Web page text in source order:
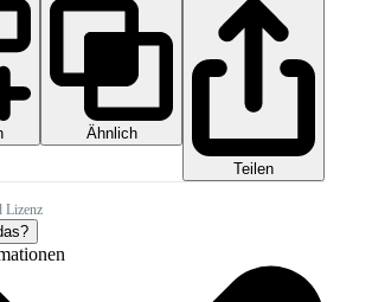
Ähnlich
Teilen
Lizenz